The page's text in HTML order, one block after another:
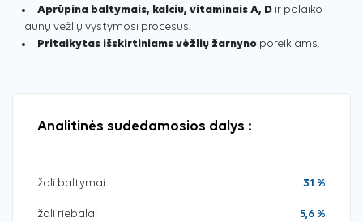
Aprūpina baltymais, kalciu, vitaminais A, D ir palaiko
jaunų vėžlių vystymosi procesus.
Pritaikytas išskirtiniams vėžlių žarnyno poreikiams.
Analitinės sudedamosios dalys :
žali baltymai 31 %
žali riebalai 5,6 %